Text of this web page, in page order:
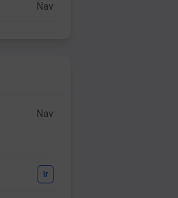
Nav
Nav
Ir